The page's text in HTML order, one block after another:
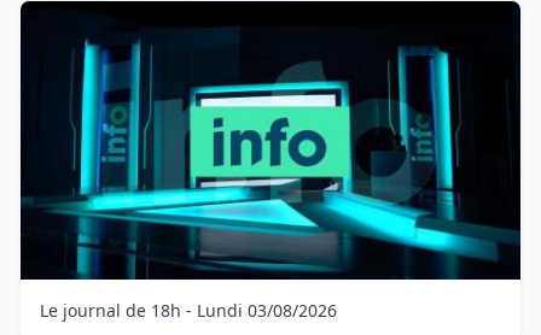
Le journal de 18h - Lundi 03/08/2026